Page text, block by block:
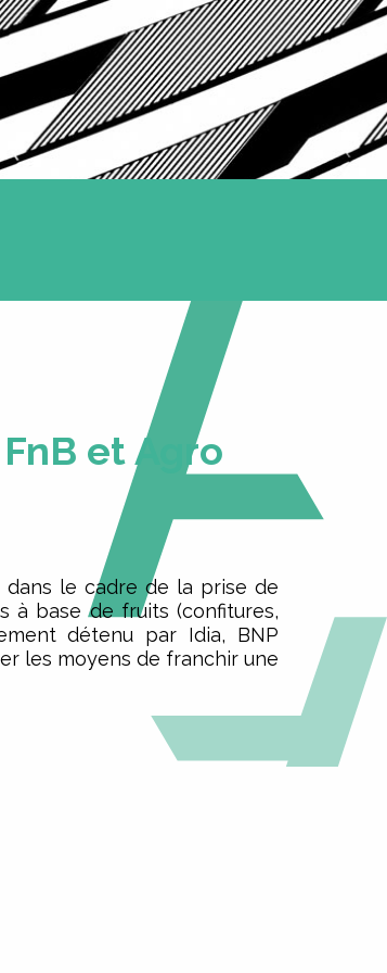
et Agro
le cadre de la prise de
à base de fruits (confitures,
détenu par Idia, BNP
les moyens de franchir une